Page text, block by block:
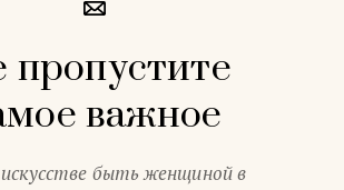
пропустите
важное
быть женщиной в